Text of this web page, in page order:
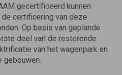
gecertificeerd kunnen
certificering van deze
Op basis van geplande
deel van de resterende
van het wagenpark en
gebouwen.